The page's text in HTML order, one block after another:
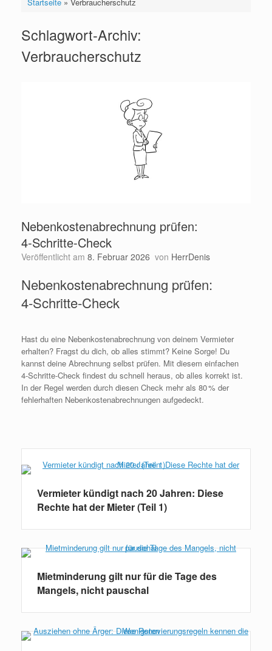
Startseite» Verbraucherschutz
Schlagwort-Archiv:
Verbraucherschutz
Nebenkostenabrechnung prüfen:
4‑Schritte‑Check
Veröffentlicht am 8. Februar 2026 von HerrDenis
Nebenkostenabrechnung prüfen:
4‑Schritte‑Check
Hast du eine Nebenkostenabrechnung von deinem Vermieter
erhalten? Fragst du dich, ob alles stimmt? Keine Sorge! Du
kannst deine Abrechnung selbst prüfen. Mit diesem einfachen
4‑Schritte‑Check findest du schnell heraus, ob alles korrekt ist.
In der Regel werden durch diesen Check mehr als 80 % der
fehlerhaften Nebenkostenabrechnungen aufgedeckt.
Vermieter kündigt nach 20 Jahren: Diese
Rechte hat der Mieter (Teil 1)
Mietminderung gilt nur für die Tage des
Mangels, nicht pauschal